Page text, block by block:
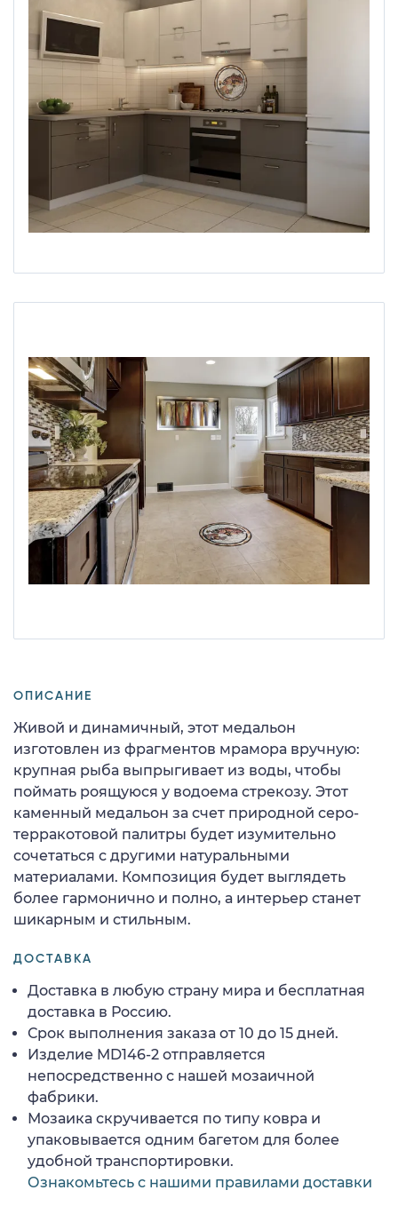
ОПИСАНИЕ
Живой и динамичный, этот медальон
изготовлен из фрагментов мрамора вручную:
крупная рыба выпрыгивает из воды, чтобы
поймать роящуюся у водоема стрекозу. Этот
каменный медальон за счет природной серо-
терракотовой палитры будет изумительно
сочетаться с другими натуральными
материалами. Композиция будет выглядеть
более гармонично и полно, а интерьер станет
шикарным и стильным.
ДОСТАВКА
Доставка в любую страну мира и бесплатная
доставка в Россию.
Срок выполнения заказа от 10 до 15 дней.
Изделие MD146-2 отправляется
непосредственно с нашей мозаичной
фабрики.
Мозаика скручивается по типу ковра и
упаковывается одним багетом для более
удобной транспортировки.
Ознакомьтесь с нашими правилами доставки